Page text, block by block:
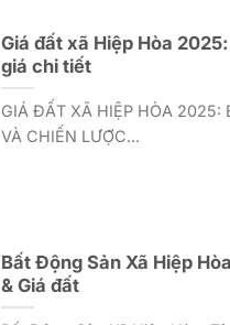
Giá đất xã Hiệp Hòa
giá chi tiết
GIÁ ĐẤT XÃ HIỆP HÒA 2025:
VÀ CHIẾN LƯỢC...
Bất Động Sản Xã Hiệp
& Giá đất